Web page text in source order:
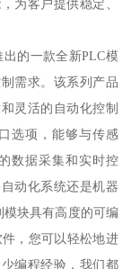
为客户提供稳定、
的一款全新PLC模
需求。该系列产品
灵活的自动化控制
选项，能够与传感
数据采集和实时控
动化系统还是机器
模块具有高度的可编
，您可以轻松地进
编程经验，我们都